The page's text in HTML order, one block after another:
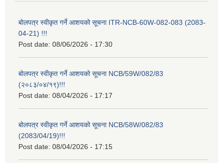
बोलपत्र स्वीकृत गर्ने आशयको सूचना ITR-NCB-60W-082-083 (2083-
04-21) !!!
Post date: 08/06/2026 - 17:30
बोलपत्र स्वीकृत गर्ने आशयको सूचना NCB/59W/082/83
(२०८३/०४/१९)!!!
Post date: 08/04/2026 - 17:17
बोलपत्र स्वीकृत गर्ने आशयको सूचना NCB/58W/082/83
(2083/04/19)!!!
Post date: 08/04/2026 - 17:15